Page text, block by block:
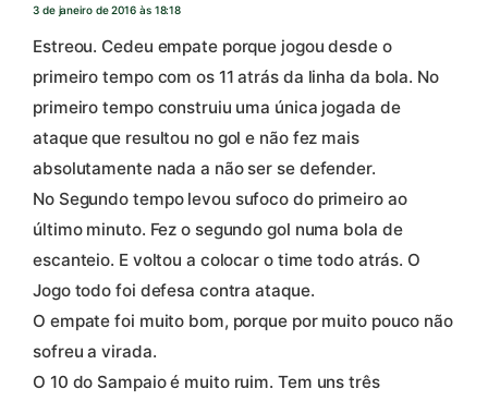
3 de janeiro de 2016 às 18:18
Estreou. Cedeu empate porque jogou desde o
primeiro tempo com os 11 atrás da linha da bola. No
primeiro tempo construiu uma única jogada de
ataque que resultou no gol e não fez mais
absolutamente nada a não ser se defender.
No Segundo tempo levou sufoco do primeiro ao
último minuto. Fez o segundo gol numa bola de
escanteio. E voltou a colocar o time todo atrás. O
Jogo todo foi defesa contra ataque.
O empate foi muito bom, porque por muito pouco não
sofreu a virada.
O 10 do Sampaio é muito ruim. Tem uns três